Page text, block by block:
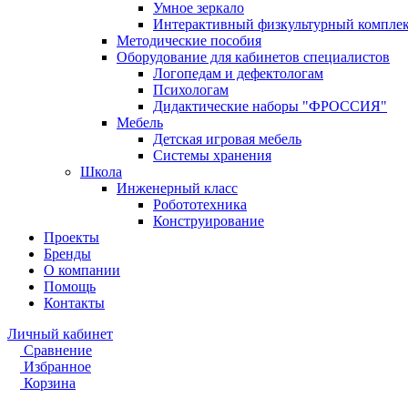
Умное зеркало
Интерактивный физкультурный
Методические пособия
Оборудование для кабинетов специалистов
Логопедам и дефектологам
Психологам
Дидактические наборы "ФРОССИЯ"
Мебель
Детская игровая мебель
Системы хранения
Школа
Инженерный класс
Робототехника
Конструирование
Проекты
Бренды
О компании
Помощь
Контакты
Личный кабинет
Сравнение
Избранное
Корзина